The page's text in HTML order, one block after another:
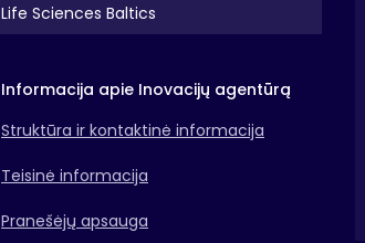
Life Sciences Baltics
Informacija apie Inovacijų agentūrą
Struktūra ir kontaktinė informacija
Teisinė informacija
Pranešėjų apsauga